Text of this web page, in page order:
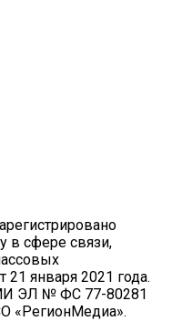
в сфере связи,
января 2021 года.
ЭЛ № ФС 77-80281
«РегионМедиа».